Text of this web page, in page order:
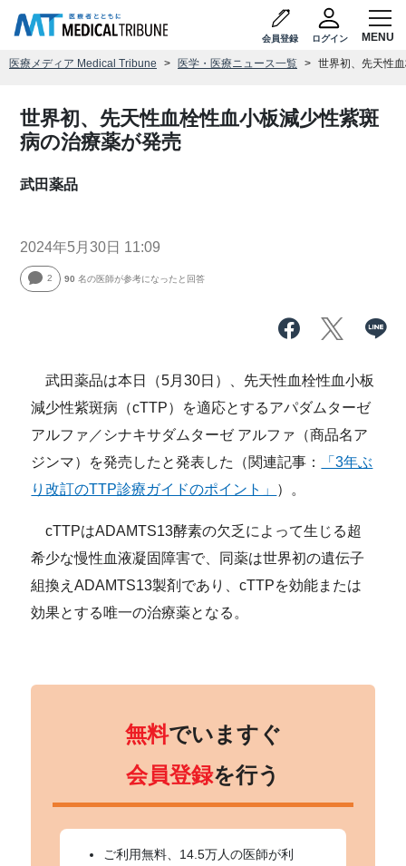
会員登録 ログイン
医療メディア Medical Tribune 医学・医療ニュース一覧 世界初、先天性
世界初、先天性血栓性血小板減少性紫斑
病の治療薬が発売
武田薬品
2024年5月30日 11:09
2 90 名の医師が参考になったと回答
武田薬品は本日（5月30日）、先天性血栓性血小板
減少性紫斑病（cTTP）を適応とするアパダムターゼ
アルファ／シナキサダムターゼ アルファ（商品名ア
ジンマ）を発売したと発表した（関連記事：
「3年ぶ
り改訂のTTP診療ガイドのポイント」 ）。
cTTPはADAMTS13酵素の欠乏によって生じる超
希少な慢性血液凝固障害で、同薬は世界初の遺伝子
組換えADAMTS13製剤であり、cTTPを効能または
効果とする唯一の治療薬となる。
無料でいますぐ
会員登録を行う
ご利用無料、14.5万人の医師が利